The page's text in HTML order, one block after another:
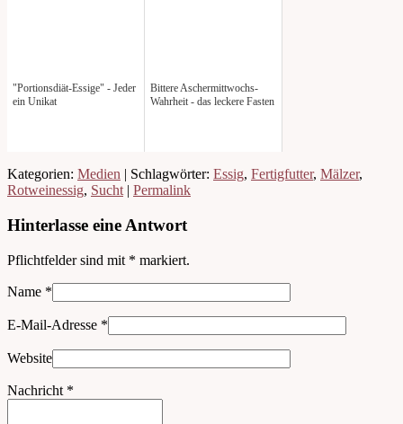
"Portionsdiät-Essige" - Jeder
ein Unikat
Bittere Aschermittwochs-
Wahrheit - das leckere Fasten
Kategorien: Medien | Schlagwörter: Essig, Fertigfutter, Mälzer,
Rotweinessig, Sucht | Permalink
Hinterlasse eine Antwort
Pflichtfelder sind mit * markiert.
Name *
E-Mail-Adresse *
Website
Nachricht *